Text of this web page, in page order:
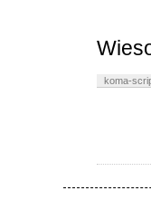
koma-